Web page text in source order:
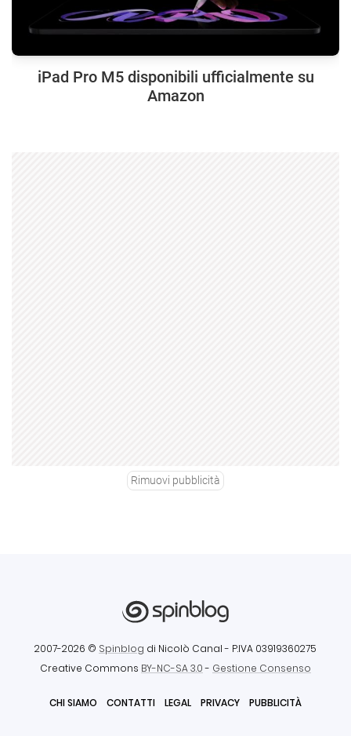
iPad Pro M5 disponibili ufficialmente su
Amazon
Rimuovi pubblicità
2007-2026 © Spinblog di Nicolò Canal - P.IVA 03919360275
Creative Commons BY-NC-SA 3.0- Gestione Consenso
CHI SIAMO CONTATTI LEGAL PRIVACY PUBBLICITÀ